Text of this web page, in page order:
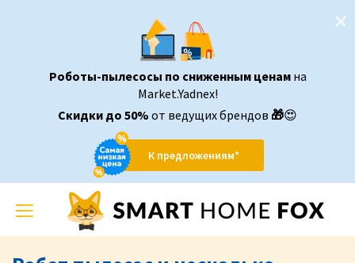
Роботы-пылесосы по сниженным ценам на
Market.Yadnex!
Скидки до 50% от ведущих брендов 🎁😍
К предложениям*
Toggle
navigation